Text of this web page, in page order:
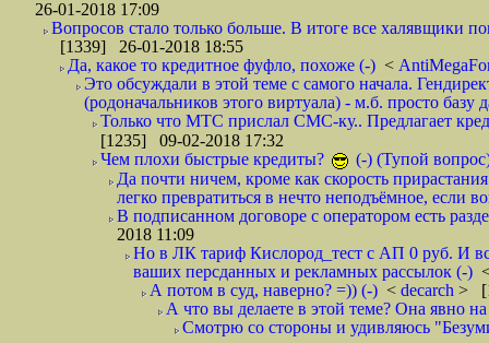
26-01-2018 17:09
Вопросов стало только больше. В итоге все халявщики
[1339] 26-01-2018 18:55
Да, какое то кредитное фуфло, похоже (-) <
Это обсуждали в этой теме с самого начала.
(родоначальников этого виртуала) - м.б. просто
Только что МТС прислал СМС-ку.. Предлагает
[1235] 09-02-2018 17:32
Чем плохи быстрые кредиты?
(-) (Тупой
Да почти ничем, кроме как скорость
легко превратиться в нечто неподъёмное, если
В подписанном договоре с оператором есть
2018 11:09
Но в ЛК тариф Кислород_тест с АП 0 руб. И
ваших персданных и рекламных рассылок (-)
А потом в суд, наверно? =)) (-) < decarch >
А что вы делаете в этой теме? Она явно
Смотрю со стороны и удивляюсь